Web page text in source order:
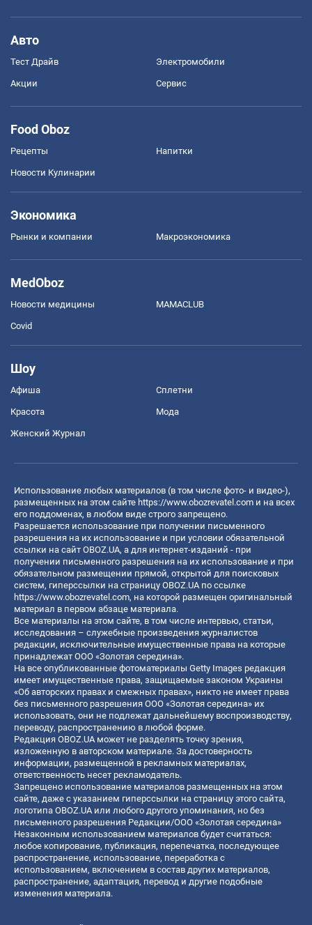
Авто
Тест Драйв Электромобили
Акции Сервис
Food Oboz
Рецепты Напитки
Новости Кулинарии
Экономика
Рынки и компании Mакроэкономика
MedOboz
Новости медицины MAMACLUB
Covid
Шоу
Афиша Сплетни
Красота Мода
Женский Журнал
Использование любых материалов (в том числе фото- и видео-),
размещенных на этом сайте https://www.obozrevatel.com и на всех
его поддоменах, в любом виде строго запрещено.
Разрешается использование при получении письменного
разрешения на их использование и при условии обязательной
ссылки на сайт OBOZ.UA, а для интернет-изданий - при
получении письменного разрешения на их использование и при
обязательном размещении прямой, открытой для поисковых
систем, гиперссылки на страницу OBOZ.UA по ссылке
https://www.obozrevatel.com, на которой размещен оригинальный
материал в первом абзаце материала.
Все материалы на этом сайте, в том числе интервью, статьи,
исследования – служебные произведения журналистов
редакции, исключительные имущественные права на которые
принадлежат ООО «Золотая середина».
На все опубликованные фотоматериалы Getty Images редакция
имеет имущественные права, защищаемые законом Украины
«Об авторских правах и смежных правах», никто не имеет права
без письменного разрешения ООО «Золотая середина» их
использовать, они не подлежат дальнейшему воспроизводству,
переводу, распространению в любой форме.
Редакция OBOZ.UA может не разделять точку зрения,
изложенную в авторском материале. За достоверность
информации, размещенной в рекламных материалах,
ответственность несет рекламодатель.
Запрещено использование материалов размещенных на этом
сайте, даже с указанием гиперссылки на страницу этого сайта,
логотипа OBOZ.UA или любого другого упоминания, но без
письменного разрешения Редакции/ООО «Золотая середина»
Незаконным использованием материалов будет считаться:
любое копирование, публикация, перепечатка, последующее
распространение, использование, переработка с
использованием, включением в состав других материалов,
распространение, адаптация, перевод и другие подобные
изменения материала.